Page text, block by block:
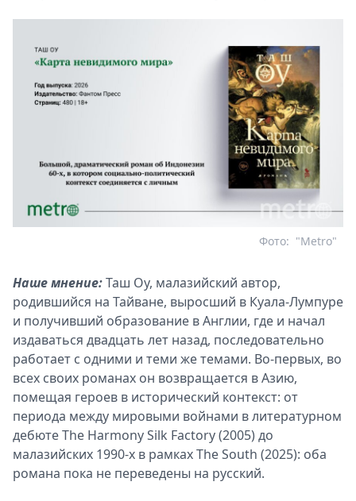
"Metro"
Фото:
Наше мнение:Таш Оу, малазийский автор,
родившийся на Тайване, выросший в Куала-Лумпуре
и получивший образование в Англии, где и начал
издаваться двадцать лет назад, последовательно
работает с одними и теми же темами. Во-первых, во
всех своих романах он возвращается в Азию,
помещая героев в исторический контекст: от
периода между мировыми войнами в литературном
дебюте The Harmony Silk Factory (2005) до
малазийских 1990-х в рамках The South (2025): оба
романа пока не переведены на русский.